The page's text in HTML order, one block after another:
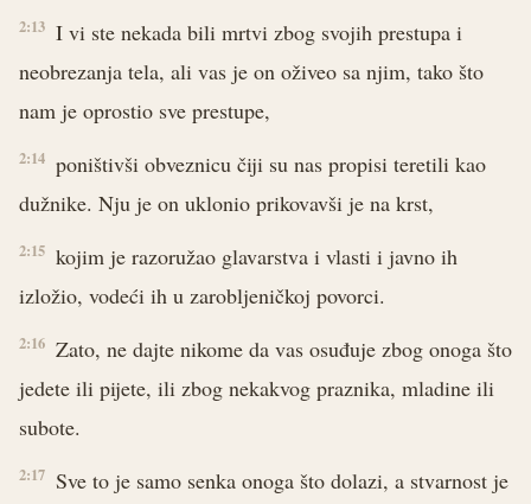
2:13 I vi ste nekada bili mrtvi zbog svojih prestupa i
neobrezanja tela, ali vas je on oživeo sa njim, tako što
nam je oprostio sve prestupe,
2:14 poništivši obveznicu čiji su nas propisi teretili kao
dužnike. Nju je on uklonio prikovavši je na krst,
2:15 kojim je razoružao glavarstva i vlasti i javno ih
izložio, vodeći ih u zarobljeničkoj povorci.
2:16 Zato, ne dajte nikome da vas osuđuje zbog onoga što
jedete ili pijete, ili zbog nekakvog praznika, mladine ili
subote.
2:17 Sve to je samo senka onoga što dolazi, a stvarnost je